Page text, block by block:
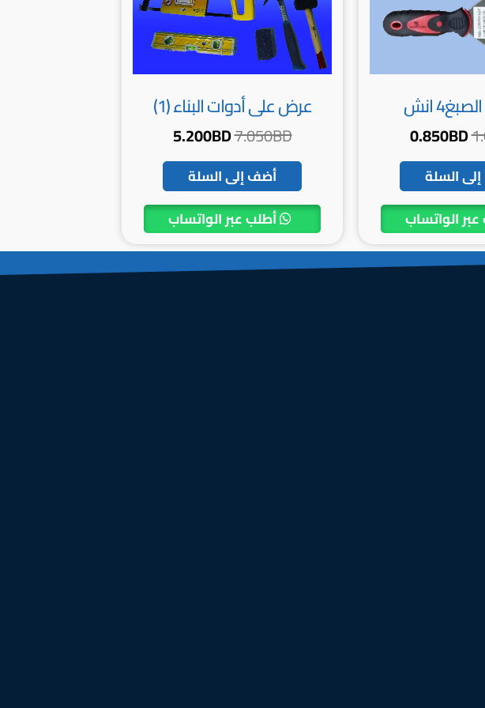
انش
0.850BD
السلة
الواتساب
عرض على أدوات البناء (1)
7.050BD
5.200BD
أضف إلى السلة
أطلب عبر الواتساب